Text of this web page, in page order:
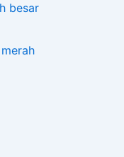
besar